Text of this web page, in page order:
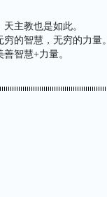
主教也是如此。
穷的智慧，无穷的力
智慧+力量。